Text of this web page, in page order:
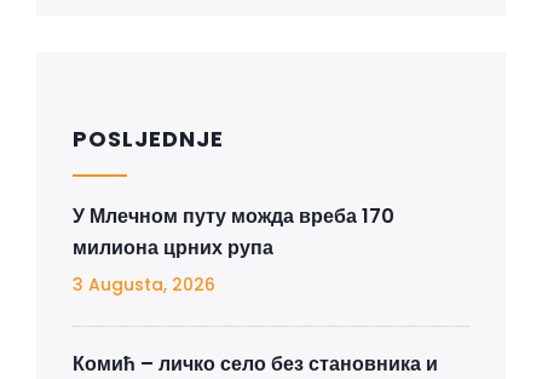
POSLJEDNJE
У Млечном путу можда вреба 170
милиона црних рупа
3 Augusta, 2026
Комић – личко село без становника и